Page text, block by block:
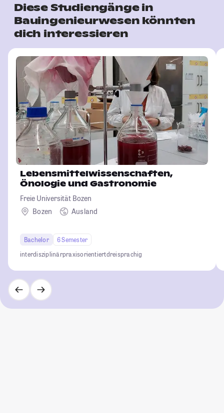
Diese Studiengänge in
Bauingenieurwesen könnten
dich interessieren
Lebensmittelwissenschaften,
Önologie und Gastronomie
Freie Universität Bozen
Bozen
Ausland
Bachelor
6 Semester
interdisziplinärpraxisorientiertdreisprachig